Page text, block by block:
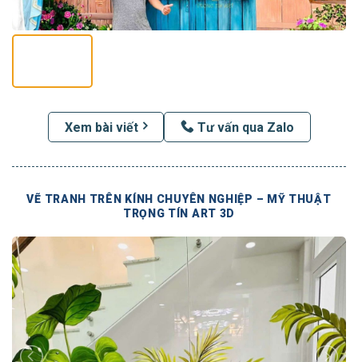
Xem bài viết Tư vấn qua Zalo
VẼ TRANH TRÊN KÍNH CHUYÊN NGHIỆP – MỸ THUẬT
TRỌNG TÍN ART 3D